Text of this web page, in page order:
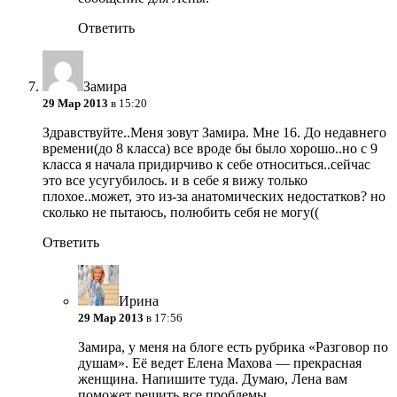
Ответить
Замира
29 Мар 2013 в 15:20
Здравствуйте..Меня зовут Замира. Мне 16. До недавнего
времени(до 8 класса) все вроде бы было хорошо..но с 9
класса я начала придирчиво к себе относиться..сейчас
это все усугубилось. и в себе я вижу только
плохое..может, это из-за анатомических недостатков? но
сколько не пытаюсь, полюбить себя не могу((
Ответить
Ирина
29 Мар 2013 в 17:56
Замира, у меня на блоге есть рубрика «Разговор по
душам». Её ведет Елена Махова — прекрасная
женщина. Напишите туда. Думаю, Лена вам